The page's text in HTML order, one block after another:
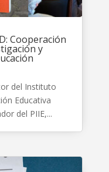
Cooperación
y
del Instituto
Educativa
del PIIE,...